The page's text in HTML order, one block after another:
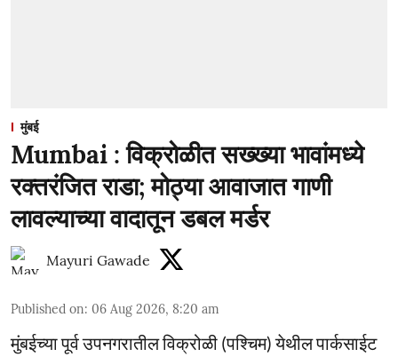
मुंबई
Mumbai : विक्रोळीत सख्ख्या भावांमध्ये
रक्तरंजित राडा; मोठ्या आवाजात गाणी
लावल्याच्या वादातून डबल मर्डर
Mayuri Gawade
Published on: 06 Aug 2026, 8:20 am
मुंबईच्या पूर्व उपनगरातील विक्रोळी (पश्चिम) येथील पार्कसाईट